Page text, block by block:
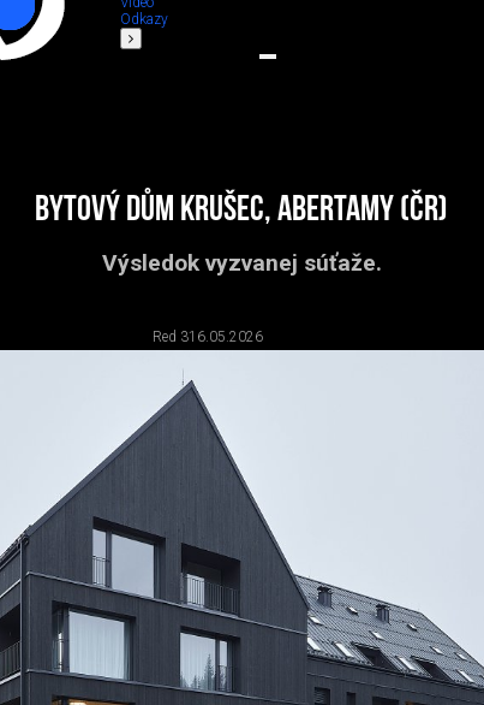
Odkazy
Bytový dům Krušec, Abertamy (ČR)
Výsledok vyzvanej súťaže.
Red 316.05.2026